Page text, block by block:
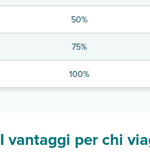
50%
75%
100%
I vantaggi per chi